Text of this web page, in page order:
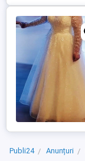
Publi24 Anunțuri